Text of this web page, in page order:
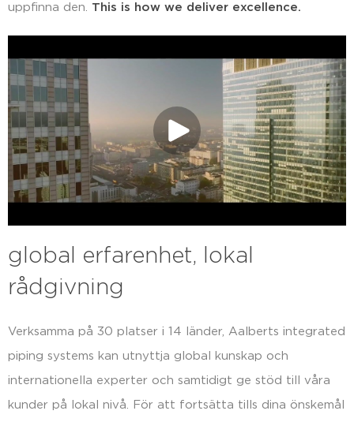
uppfinna den. This is how we deliver excellence.
global erfarenhet, lokal
rådgivning
Verksamma på 30 platser i 14 länder, Aalberts integrated
piping systems kan utnyttja global kunskap och
internationella experter och samtidigt ge stöd till våra
kunder på lokal nivå. För att fortsätta tills dina önskemål